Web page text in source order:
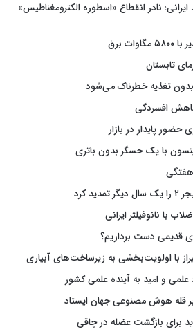
نادر انقطاع «اسطوره الکترومغناطیس»
برق
تابستان
تغذیه خطرناک می‌شود
کاهش افسردگی
حضور پایدار در بازار
با یک حسگر بدون باتری
قدیمی دست برداریم؟
با اولویت‌بخشی به زیرساخت‌های آبیاری
علمی و امید به آینده علمی کشور
قله هوش مصنوعی جهان ایستاد
برای بازگشت عضله در چاقی